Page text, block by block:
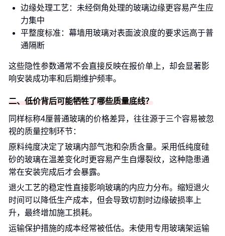
边缘处理工艺：未经倒角处理的玻璃边缘更容易产生应
力集中
平整度标准：幕墙用玻璃对表面波浪度的要求远高于普
通隔断
这些隐性参数通常不会直接反映在报价单上，却会显著影
响安装成功率和后期维护频率。
二、低价背后可能牺牲了哪些质量底线？
同样标称4厘普通玻璃的价格差异，往往源于三个容易被忽
视的质量控制环节：
原料纯度决定了玻璃内部气泡和杂质含量。采用低纯度硅
砂的玻璃在温差变化时更容易产生自爆裂纹，这种隐患通
常在安装完成后才会暴露。
退火工艺的稳定性直接影响玻璃的内应力分布。缩短退火
时间可以降低生产成本，但会导致切割时边缘破损率上
升，最终增加施工损耗。
运输保护措施的成本经常被低估。未使用专用玻璃架运输